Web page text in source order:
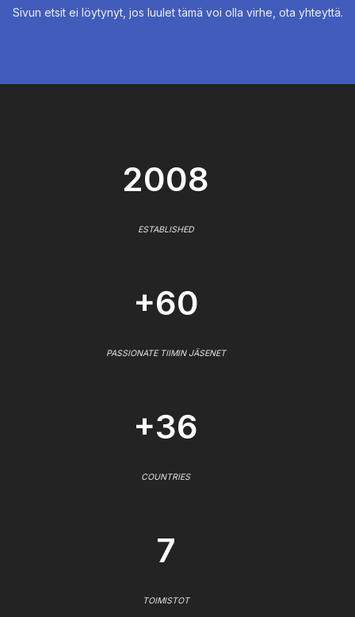
Sivun etsit ei löytynyt, jos luulet tämä voi olla virhe, ota yhteyttä.
2008
ESTABLISHED
+60
PASSIONATE TIIMIN JÄSENET
+36
COUNTRIES
7
TOIMISTOT